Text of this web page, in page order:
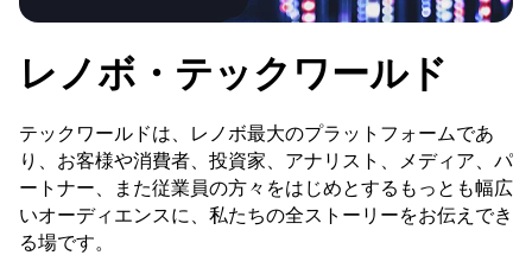
レノボ・テックワールド
テックワールドは、レノボ最大のプラットフォームであ
り、お客様や消費者、投資家、アナリスト、メディア、パ
ートナー、また従業員の方々をはじめとするもっとも幅広
いオーディエンスに、私たちの全ストーリーをお伝えでき
る場です。